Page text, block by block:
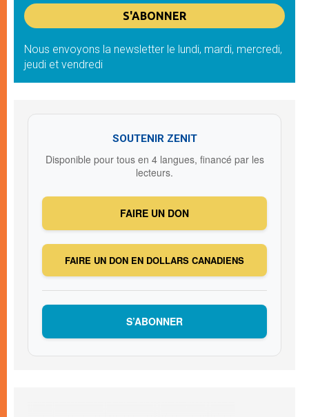
Nous envoyons la newsletter le lundi, mardi, mercredi,
jeudi et vendredi
SOUTENIR ZENIT
Disponible pour tous en 4 langues, financé par les
lecteurs.
FAIRE UN DON
FAIRE UN DON EN DOLLARS CANADIENS
S’ABONNER